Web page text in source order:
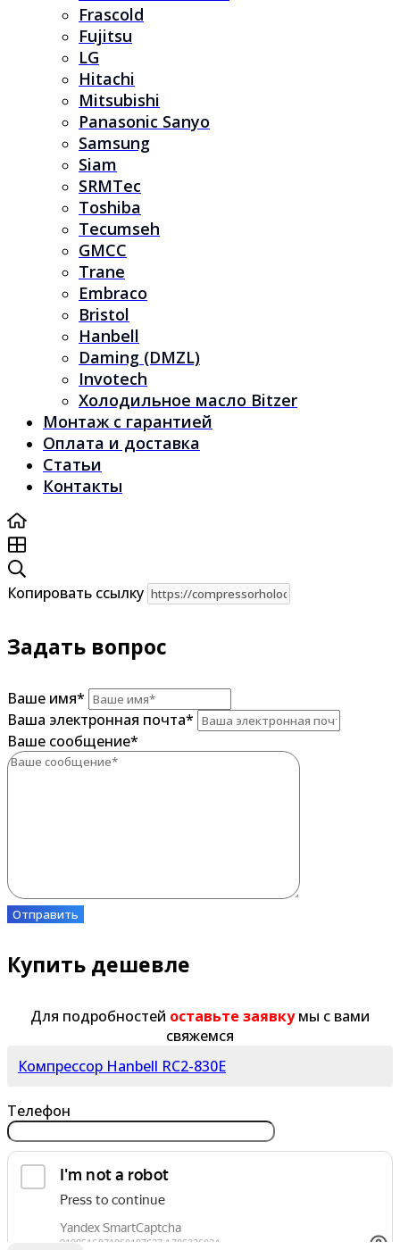
Frascold
Fujitsu
LG
Hitachi
Mitsubishi
Panasonic Sanyo
Samsung
Siam
SRMTec
Toshiba
Tecumseh
GMCC
Trane
Embraco
Bristol
Hanbell
Daming (DMZL)
Invotech
Холодильное масло Bitzer
Монтаж с гарантией
Оплата и доставка
Статьи
Контакты
Копировать ссылку
Задать вопрос
Ваше имя*
Ваша электронная почта*
Ваше сообщение*
Отправить
Купить дешевле
Для подробностей оставьте заявкумы с вами
свяжемся
Компрессор Hanbell RC2-830E
Телефон
Я согласен наобработку персональных данных